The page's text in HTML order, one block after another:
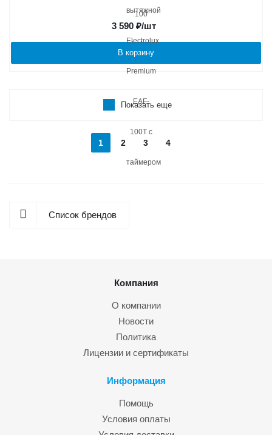
3 590 ₽/шт
В корзину
Показать еще
1 2 3 4
Список брендов
Компания
О компании
Новости
Политика
Лицензии и сертификаты
Информация
Помощь
Условия оплаты